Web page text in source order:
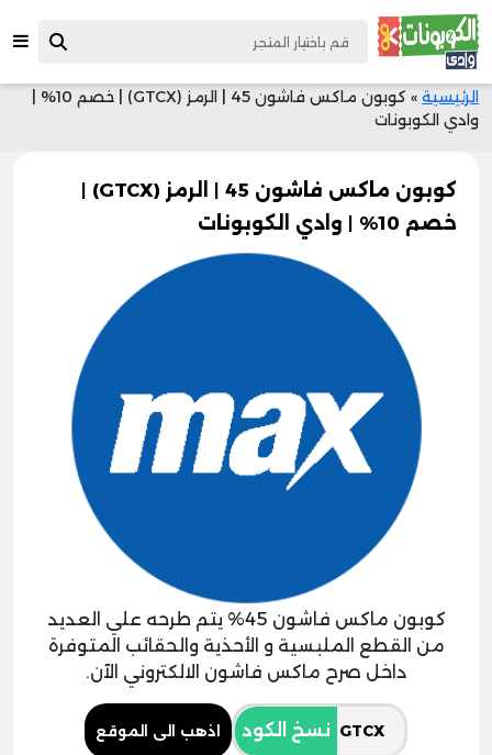
الرئيسية »
كوبون ماكس فاشون 45 | الرمز (GTCX) | خصم 10% |
وادي الكوبونات
كوبون ماكس فاشون 45 | الرمز (GTCX) |
خصم 10% | وادي الكوبونات
كوبون ماكس فاشون 45% يتم طرحه علي العديد
من القطع الملبسية و الأحذية والحقائب المتوفرة
داخل صرح ماكس فاشون الالكتروني الآن.
نسخ الكود اذهب الى الموقع